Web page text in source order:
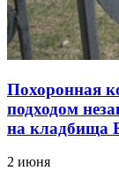
Похоронная
подходом
на кладбища
2 июня